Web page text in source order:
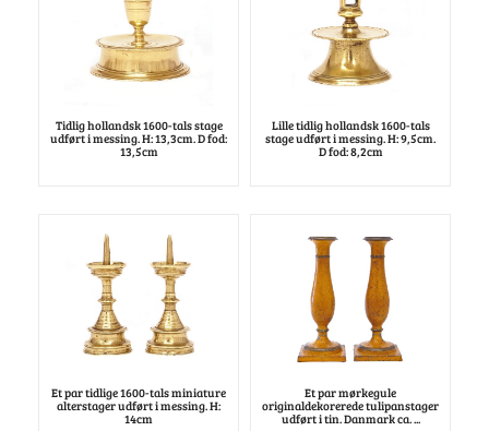
Tidlig hollandsk 1600-tals stage
udført i messing. H: 13,3cm. D fod:
13,5cm
Lille tidlig hollandsk 1600-tals
stage udført i messing. H: 9,5cm.
D fod: 8,2cm
Et par tidlige 1600-tals miniature
alterstager udført i messing. H:
14cm
Et par mørkegule
originaldekorerede tulipanstager
udført i tin. Danmark ca. ...